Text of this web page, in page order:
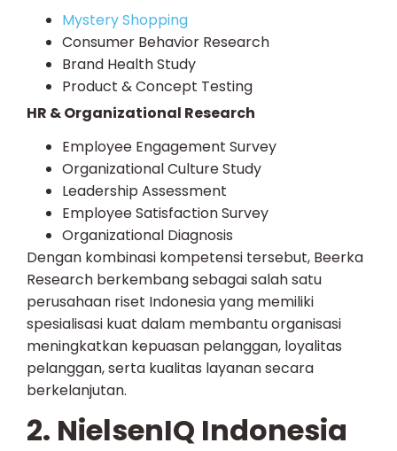
Mystery Shopping
Consumer Behavior Research
Brand Health Study
Product & Concept Testing
HR & Organizational Research
Employee Engagement Survey
Organizational Culture Study
Leadership Assessment
Employee Satisfaction Survey
Organizational Diagnosis
Dengan kombinasi kompetensi tersebut, Beerka
Research berkembang sebagai salah satu
perusahaan riset Indonesia yang memiliki
spesialisasi kuat dalam membantu organisasi
meningkatkan kepuasan pelanggan, loyalitas
pelanggan, serta kualitas layanan secara
berkelanjutan.
2. NielsenIQ Indonesia